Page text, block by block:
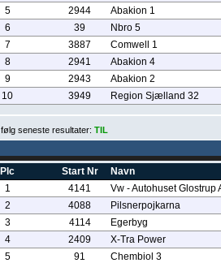
5
2944
Abakion 1
6
39
Nbro 5
7
3887
Comwell 1
8
2941
Abakion 4
9
2943
Abakion 2
10
3949 Region Sjælland 32
følg seneste resultater: TIL
Plc Start Nr
Navn
1
4141
Vw - Autohuset Glostrup
2
4088
Pilsnerpojkarna
3
4114
Egerbyg
4
2409
X-Tra Power
5
91
Chembiol 3